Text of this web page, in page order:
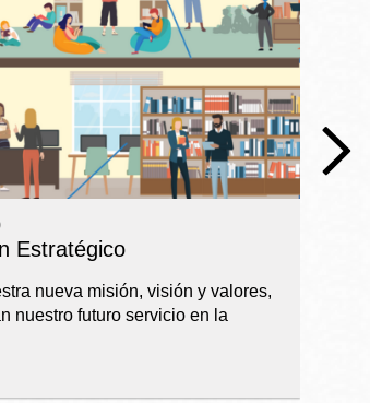
Estratégico
nueva misión, visión y valores,
nuestro futuro servicio en la